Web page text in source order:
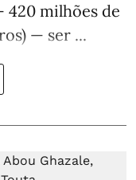
420 milhões de
— ser ...